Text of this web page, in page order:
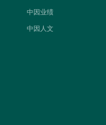
中因业绩
中因人文